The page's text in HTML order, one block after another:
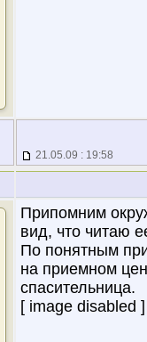
21.05.09 : 19:58
Припомним
вид, что читаю
По понятным
на приемном
спасительница.
[ image disabled ]